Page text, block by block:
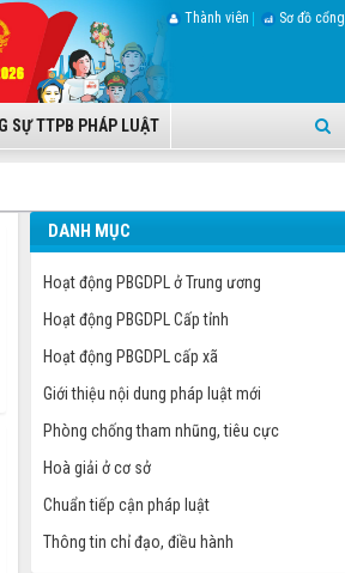
SỰ TTPB PHÁP LUẬT
Thành viên Sơ đồ cổng
DANH MỤC
Hoạt động PBGDPL ở Trung ương
Hoạt động PBGDPL Cấp tỉnh
Hoạt động PBGDPL cấp xã
Giới thiệu nội dung pháp luật mới
Phòng chống tham nhũng, tiêu cực
Hoà giải ở cơ sở
Chuẩn tiếp cận pháp luật
Thông tin chỉ đạo, điều hành